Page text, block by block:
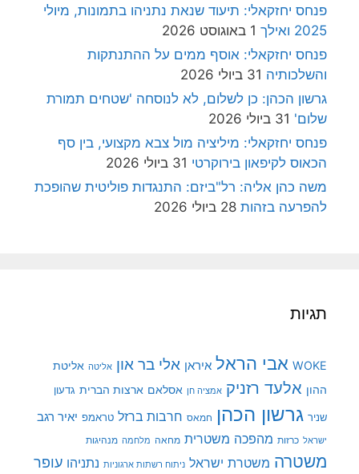
פנחס יחזקאלי: תיעוד שנאת נתניהו בתמונות, מיולי
2025 ואילך
1 באוגוסט 2026
פנחס יחזקאלי: אוסף ממים על ההתנתקות
והשלכותיה 31 ביולי 2026
גרשון הכהן: כן לשלום, לא לנוסחה 'שטחים תמורת
שלום' 31 ביולי 2026
פנחס יחזקאלי: מיליציה מול צבא מקצועי, בין סף
הכאוס לקיפאון בירוקרטי 31 ביולי 2026
משה כהן אליה: רל"ביזם: התנגדות פוליטית שהופכת
להפרעה בזהות 28 ביולי 2026
תגיות
WOKE אבי הראל איראן אלי בר און אליטה אליטת
ההון אלעד רזניק אמציה חן אסלאם ארצות הברית גדעון
שניר גרשון הכהן חמאס חרבות ברזל טראמפ יאיר רגב
ישראל כרזות מהפכה משטרית מחאה מלחמה מנהיגות
משטרה משטרת ישראל ניתוח רשתות ארגוניות נתניהו עופר